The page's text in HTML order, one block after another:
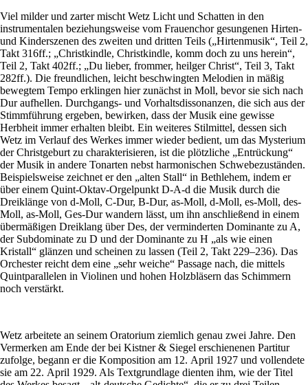
Viel milder und zarter mischt Wetz Licht und Schatten in den
instrumentalen beziehungsweise vom Frauenchor gesungenen Hirten-
und Kinderszenen des zweiten und dritten Teils („Hirtenmusik“, Teil 2,
Takt 316ff.; „Christkindle, Christkindle, komm doch zu uns herein“,
Teil 2, Takt 402ff.; „Du lieber, frommer, heilger Christ“, Teil 3, Takt
282ff.). Die freundlichen, leicht beschwingten Melodien in mäßig
bewegtem Tempo erklingen hier zunächst in Moll, bevor sie sich nach
Dur aufhellen. Durchgangs- und Vorhaltsdissonanzen, die sich aus der
Stimmführung ergeben, bewirken, dass der Musik eine gewisse
Herbheit immer erhalten bleibt. Ein weiteres Stilmittel, dessen sich
Wetz im Verlauf des Werkes immer wieder bedient, um das Mysterium
der Christgeburt zu charakterisieren, ist die plötzliche „Entrückung“
der Musik in andere Tonarten nebst harmonischen Schwebezuständen.
Beispielsweise zeichnet er den „alten Stall“ in Bethlehem, indem er
über einem Quint-Oktav-Orgelpunkt D-A-d die Musik durch die
Dreiklänge von d-Moll, C-Dur, B-Dur, as-Moll, d-Moll, es-Moll, des-
Moll, as-Moll, Ges-Dur wandern lässt, um ihn anschließend in einem
übermäßigen Dreiklang über Des, der verminderten Dominante zu A,
der Subdominate zu D und der Dominante zu H „als wie einen
Kristall“ glänzen und scheinen zu lassen (Teil 2, Takt 229–236). Das
Orchester reicht dem eine „sehr weiche“ Passage nach, die mittels
Quintparallelen in Violinen und hohen Holzbläsern das Schimmern
noch verstärkt.
Wetz arbeitete an seinem Oratorium ziemlich genau zwei Jahre. Den
Vermerken am Ende der bei Kistner & Siegel erschienenen Partitur
zufolge, begann er die Komposition am 12. April 1927 und vollendete
sie am 22. April 1929. Als Textgrundlage dienten ihm, wie der Titel